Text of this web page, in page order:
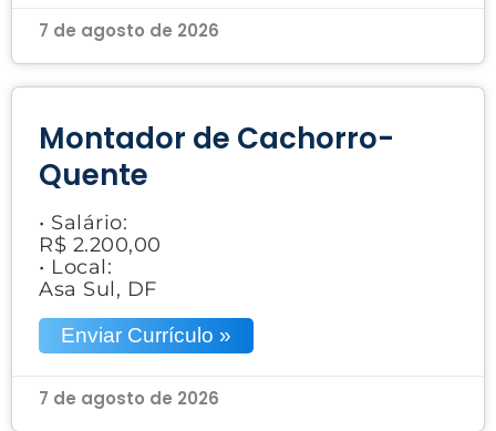
7 de agosto de 2026
Montador de Cachorro-
Quente
• Salário:
R$ 2.200,00
• Local:
Asa Sul, DF
Enviar Currículo »
7 de agosto de 2026